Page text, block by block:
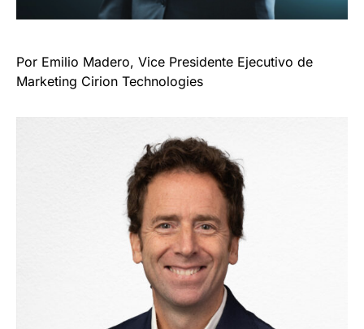
Por Emilio Madero, Vice Presidente Ejecutivo de
Marketing Cirion Technologies